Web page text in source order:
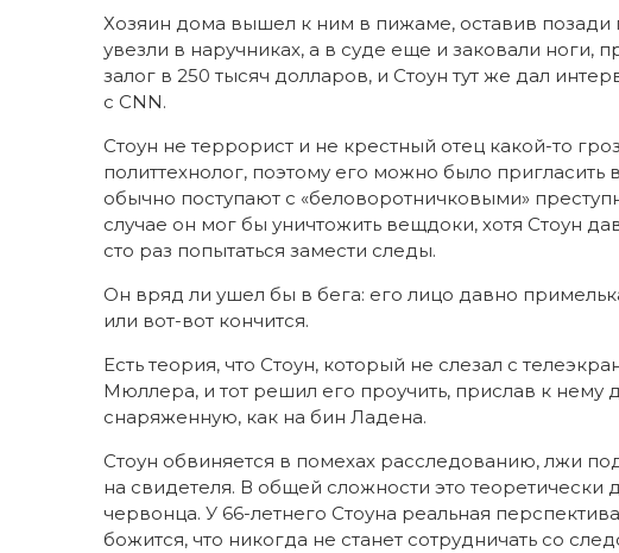
Хозяин дома вышел к ним в пижаме, оставив позади
увезли в наручниках, а в суде еще и заковали ноги,
залог в 250 тысяч долларов, и Стоун тут же дал
с CNN.
Стоун не террорист и не крестный отец какой-то
политтехнолог, поэтому его можно было
обычно поступают с «беловоротничковыми»
случае он мог бы уничтожить вещдоки, хотя Стоун
сто раз попытаться замести следы.
Он вряд ли ушел бы в бега: его лицо давно
или вот-вот кончится.
Есть теория, что Стоун, который не слезал с
Мюллера, и тот решил его проучить, прислав к нему
снаряженную, как на бин Ладена.
Стоун обвиняется в помехах расследованию, лжи
на свидетеля. В общей сложности это теоретически
червонца. У 66-летнего Стоуна реальная
божится, что никогда не станет сотрудничать со